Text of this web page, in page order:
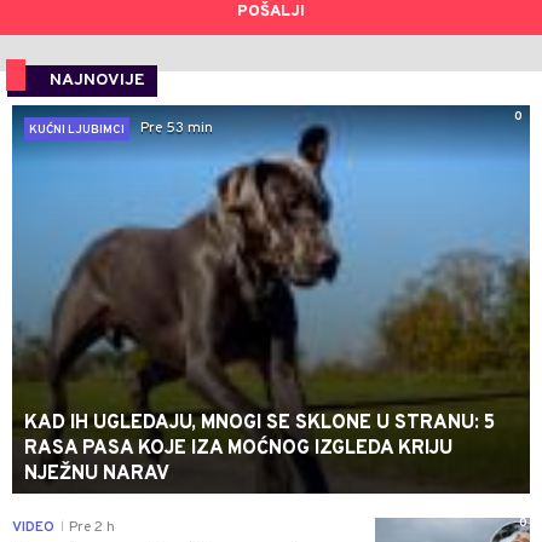
POŠALJI
NAJNOVIJE
0
KUĆNI LJUBIMCI
Pre 53 min
KAD IH UGLEDAJU, MNOGI SE SKLONE U STRANU: 5
RASA PASA KOJE IZA MOĆNOG IZGLEDA KRIJU
NJEŽNU NARAV
0
VIDEO Pre 2 h